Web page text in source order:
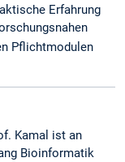
Erfahrung
Pflichtmodulen
Kamal ist an
Bioinformatik